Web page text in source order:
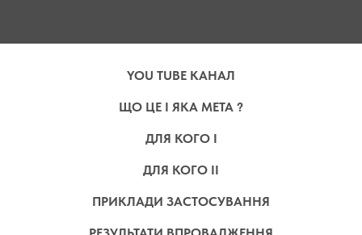
YOU TUBE КАНАЛ
ЩО ЦЕ І ЯКА МЕТА ?
ДЛЯ КОГО I
ДЛЯ КОГО II
ПРИКЛАДИ ЗАСТОСУВАННЯ